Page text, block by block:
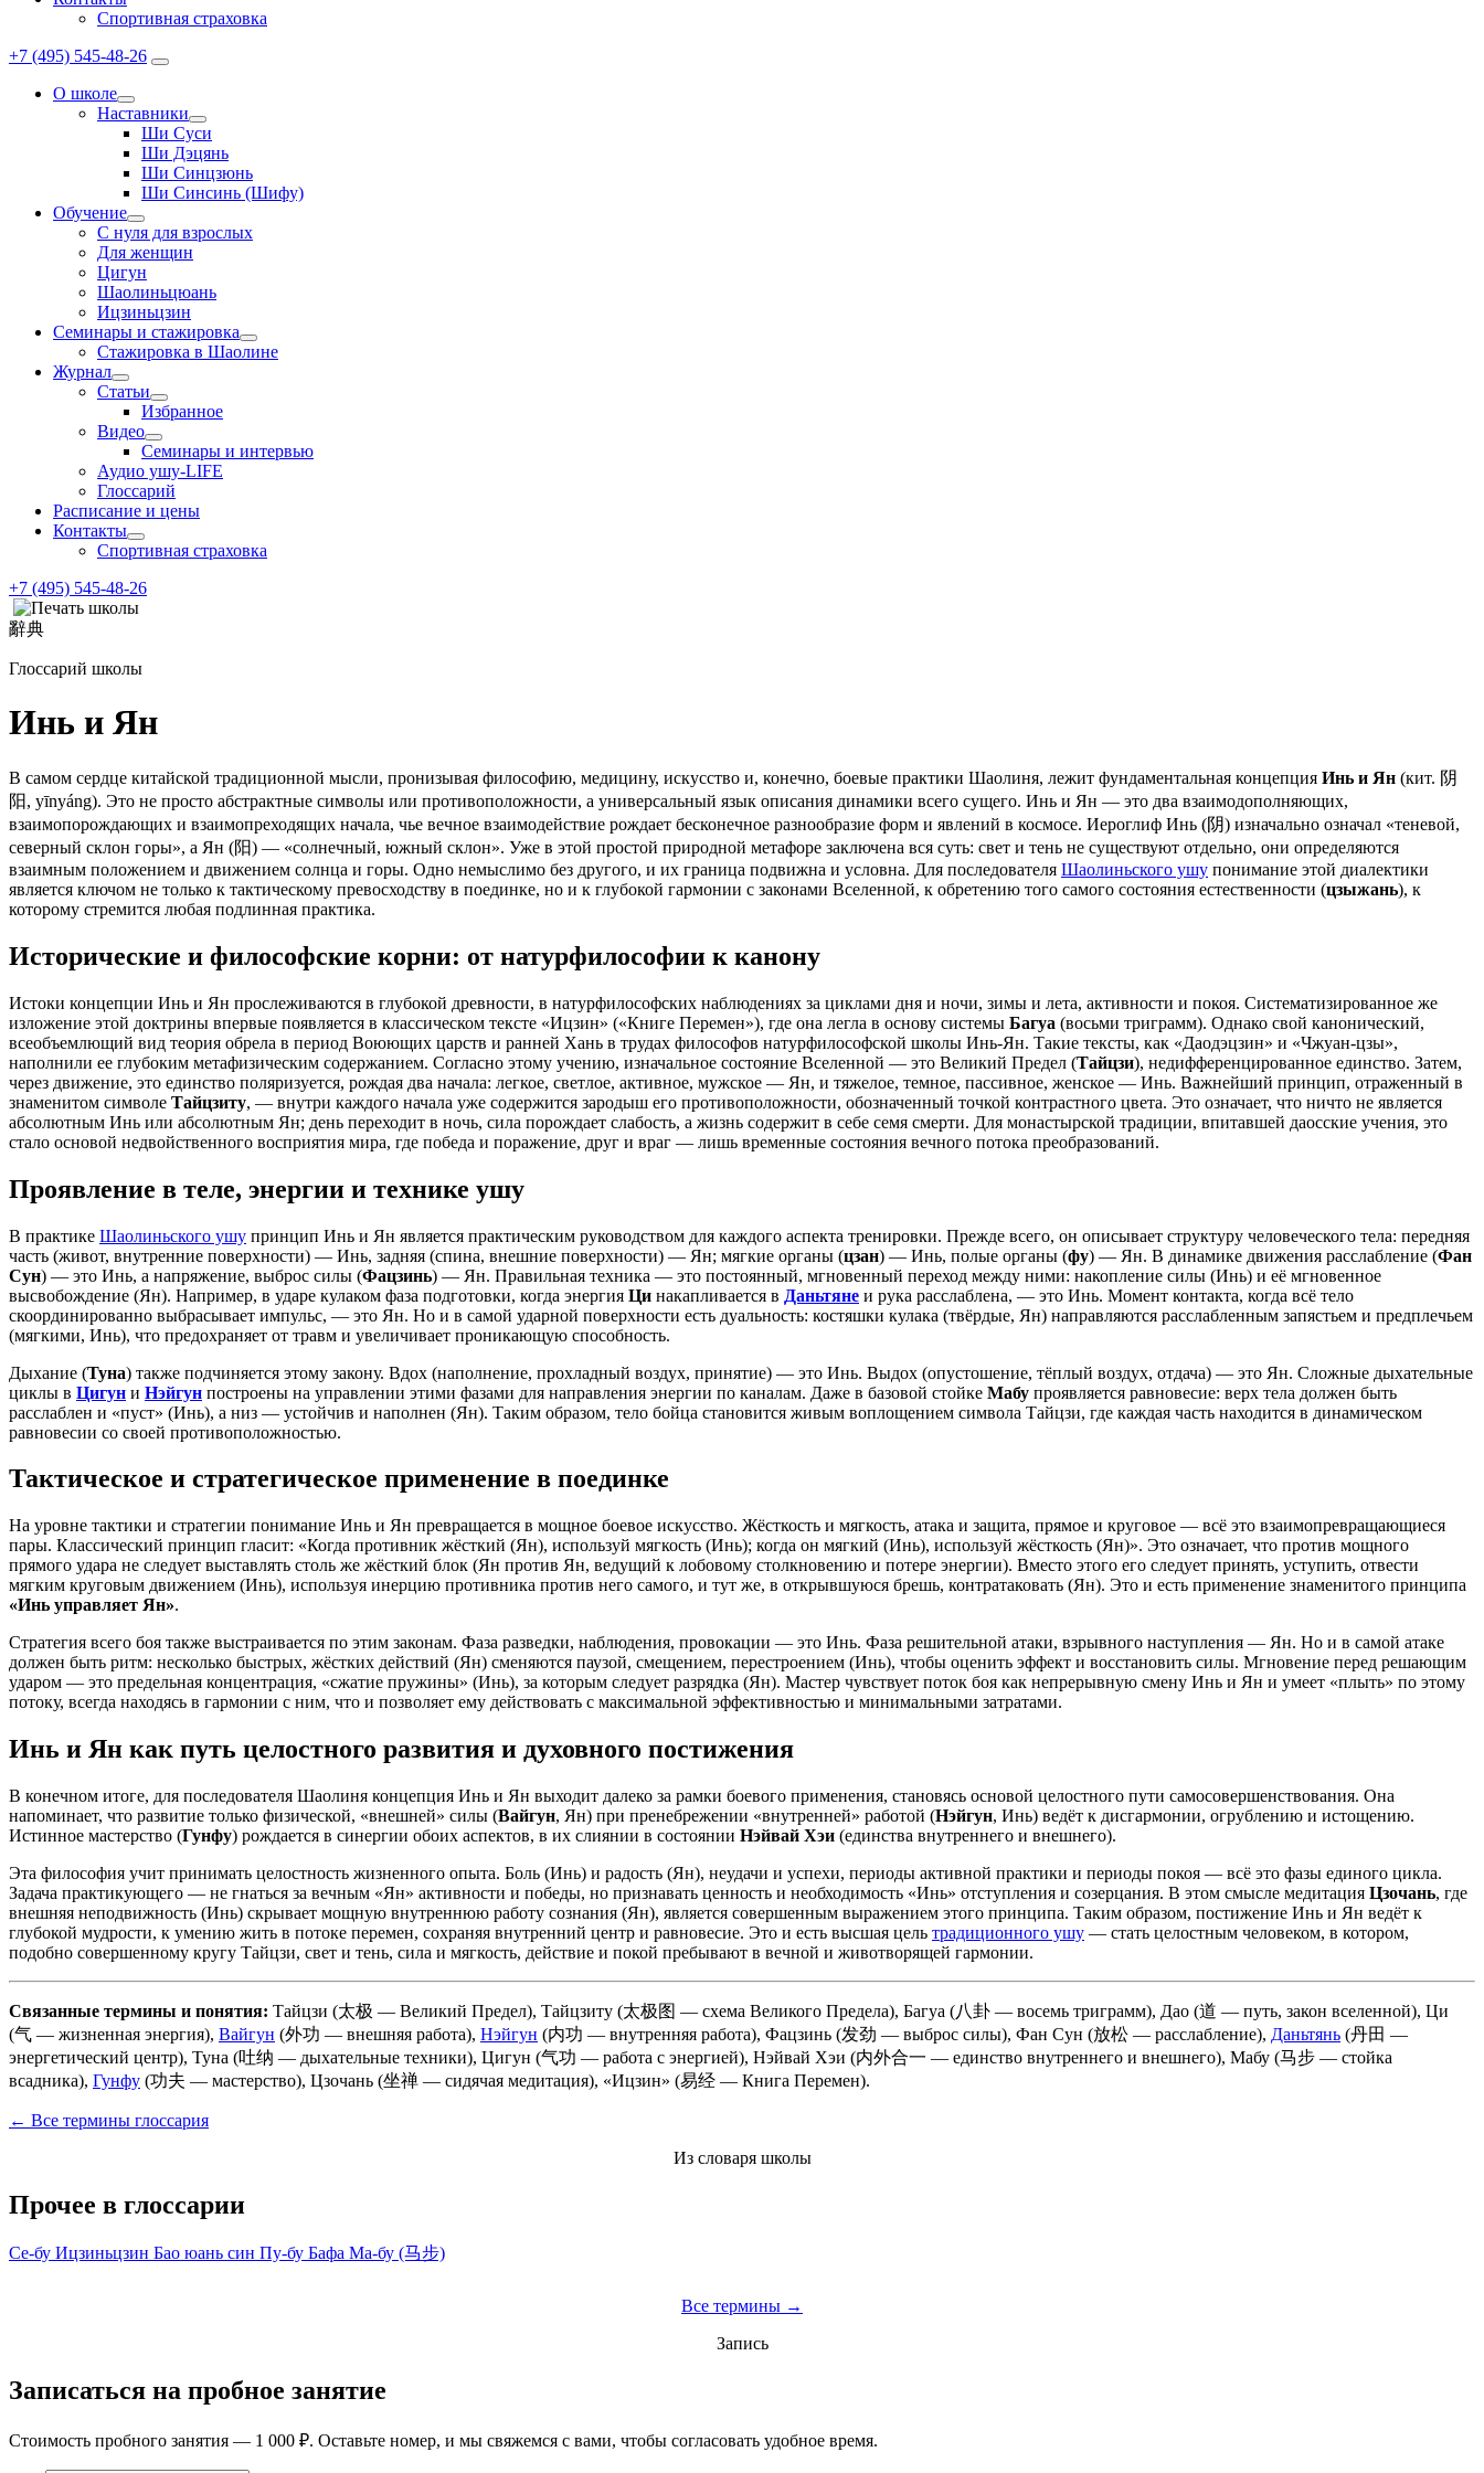
Спортивная страховка
+7 (495) 545-48-26
О школе
Наставники
Ши Суси
Ши Дэцянь
Ши Синцзюнь
Ши Синсинь (Шифу)
Обучение
С нуля для взрослых
Для женщин
Цигун
Шаолиньцюань
Ицзиньцзин
Семинары и стажировка
Стажировка в Шаолине
Журнал
Статьи
Избранное
Видео
Семинары и интервью
Аудио ушу-LIFE
Глоссарий
Расписание и цены
Контакты
Спортивная страховка
+7 (495) 545-48-26
辭典
Глоссарий школы
Инь и Ян
В самом сердце китайской традиционной мысли, пронизывая философию, медицину, искусство и, конечно, боевые практики Шаолиня, лежит фундаментальная концепция Инь и Ян (кит. 阴
阳, yīnyáng). Это не просто абстрактные символы или противоположности, а универсальный язык описания динамики всего сущего. Инь и Ян — это два взаимодополняющих,
взаимопорождающих и взаимопреходящих начала, чье вечное взаимодействие рождает бесконечное разнообразие форм и явлений в космосе. Иероглиф Инь (阴) изначально означал «теневой,
северный склон горы», а Ян (阳) — «солнечный, южный склон». Уже в этой простой природной метафоре заключена вся суть: свет и тень не существуют отдельно, они определяются
взаимным положением и движением солнца и горы. Одно немыслимо без другого, и их граница подвижна и условна. Для последователя Шаолиньского ушу понимание этой диалектики
является ключом не только к тактическому превосходству в поединке, но и к глубокой гармонии с законами Вселенной, к обретению того самого состояния естественности (цзыжань), к
которому стремится любая подлинная практика.
Исторические и философские корни: от натурфилософии к канону
Истоки концепции Инь и Ян прослеживаются в глубокой древности, в натурфилософских наблюдениях за циклами дня и ночи, зимы и лета, активности и покоя. Систематизированное же
изложение этой доктрины впервые появляется в классическом тексте «Ицзин» («Книге Перемен»), где она легла в основу системы Багуа (восьми триграмм). Однако свой канонический,
всеобъемлющий вид теория обрела в период Воюющих царств и ранней Хань в трудах философов натурфилософской школы Инь-Ян. Такие тексты, как «Даодэцзин» и «Чжуан-цзы»,
наполнили ее глубоким метафизическим содержанием. Согласно этому учению, изначальное состояние Вселенной — это Великий Предел (Тайцзи), недифференцированное единство. Затем,
через движение, это единство поляризуется, рождая два начала: легкое, светлое, активное, мужское — Ян, и тяжелое, темное, пассивное, женское — Инь. Важнейший принцип, отраженный в
знаменитом символе Тайцзиту, — внутри каждого начала уже содержится зародыш его противоположности, обозначенный точкой контрастного цвета. Это означает, что ничто не является
абсолютным Инь или абсолютным Ян; день переходит в ночь, сила порождает слабость, а жизнь содержит в себе семя смерти. Для монастырской традиции, впитавшей даосские учения, это
стало основой недвойственного восприятия мира, где победа и поражение, друг и враг — лишь временные состояния вечного потока преобразований.
Проявление в теле, энергии и технике ушу
В практике Шаолиньского ушу принцип Инь и Ян является практическим руководством для каждого аспекта тренировки. Прежде всего, он описывает структуру человеческого тела: передняя
часть (живот, внутренние поверхности) — Инь, задняя (спина, внешние поверхности) — Ян; мягкие органы (цзан) — Инь, полые органы (фу) — Ян. В динамике движения расслабление (Фан
Сун) — это Инь, а напряжение, выброс силы (Фацзинь) — Ян. Правильная техника — это постоянный, мгновенный переход между ними: накопление силы (Инь) и её мгновенное
высвобождение (Ян). Например, в ударе кулаком фаза подготовки, когда энергия Ци накапливается в Даньтяне и рука расслаблена, — это Инь. Момент контакта, когда всё тело
скоординированно выбрасывает импульс, — это Ян. Но и в самой ударной поверхности есть дуальность: костяшки кулака (твёрдые, Ян) направляются расслабленным запястьем и предплечьем
(мягкими, Инь), что предохраняет от травм и увеличивает проникающую способность.
Дыхание (Туна) также подчиняется этому закону. Вдох (наполнение, прохладный воздух, принятие) — это Инь. Выдох (опустошение, тёплый воздух, отдача) — это Ян. Сложные дыхательные
циклы в Цигун и Нэйгун построены на управлении этими фазами для направления энергии по каналам. Даже в базовой стойке Мабу проявляется равновесие: верх тела должен быть
расслаблен и «пуст» (Инь), а низ — устойчив и наполнен (Ян). Таким образом, тело бойца становится живым воплощением символа Тайцзи, где каждая часть находится в динамическом
равновесии со своей противоположностью.
Тактическое и стратегическое применение в поединке
На уровне тактики и стратегии понимание Инь и Ян превращается в мощное боевое искусство. Жёсткость и мягкость, атака и защита, прямое и круговое — всё это взаимопревращающиеся
пары. Классический принцип гласит: «Когда противник жёсткий (Ян), используй мягкость (Инь); когда он мягкий (Инь), используй жёсткость (Ян)». Это означает, что против мощного
прямого удара не следует выставлять столь же жёсткий блок (Ян против Ян, ведущий к лобовому столкновению и потере энергии). Вместо этого его следует принять, уступить, отвести
мягким круговым движением (Инь), используя инерцию противника против него самого, и тут же, в открывшуюся брешь, контратаковать (Ян). Это и есть применение знаменитого принципа
«Инь управляет Ян».
Стратегия всего боя также выстраивается по этим законам. Фаза разведки, наблюдения, провокации — это Инь. Фаза решительной атаки, взрывного наступления — Ян. Но и в самой атаке
должен быть ритм: несколько быстрых, жёстких действий (Ян) сменяются паузой, смещением, перестроением (Инь), чтобы оценить эффект и восстановить силы. Мгновение перед решающим
ударом — это предельная концентрация, «сжатие пружины» (Инь), за которым следует разрядка (Ян). Мастер чувствует поток боя как непрерывную смену Инь и Ян и умеет «плыть» по этому
потоку, всегда находясь в гармонии с ним, что и позволяет ему действовать с максимальной эффективностью и минимальными затратами.
Инь и Ян как путь целостного развития и духовного постижения
В конечном итоге, для последователя Шаолиня концепция Инь и Ян выходит далеко за рамки боевого применения, становясь основой целостного пути самосовершенствования. Она
напоминает, что развитие только физической, «внешней» силы (Вайгун, Ян) при пренебрежении «внутренней» работой (Нэйгун, Инь) ведёт к дисгармонии, огрублению и истощению.
Истинное мастерство (Гунфу) рождается в синергии обоих аспектов, в их слиянии в состоянии Нэйвай Хэи (единства внутреннего и внешнего).
Эта философия учит принимать целостность жизненного опыта. Боль (Инь) и радость (Ян), неудачи и успехи, периоды активной практики и периоды покоя — всё это фазы единого цикла.
Задача практикующего — не гнаться за вечным «Ян» активности и победы, но признавать ценность и необходимость «Инь» отступления и созерцания. В этом смысле медитация Цзочань, где
внешняя неподвижность (Инь) скрывает мощную внутреннюю работу сознания (Ян), является совершенным выражением этого принципа. Таким образом, постижение Инь и Ян ведёт к
глубокой мудрости, к умению жить в потоке перемен, сохраняя внутренний центр и равновесие. Это и есть высшая цель традиционного ушу — стать целостным человеком, в котором,
подобно совершенному кругу Тайцзи, свет и тень, сила и мягкость, действие и покой пребывают в вечной и животворящей гармонии.
Связанные термины и понятия: Тайцзи (太极 — Великий Предел), Тайцзиту (太极图 — схема Великого Предела), Багуа (八卦 — восемь триграмм), Дао (道 — путь, закон вселенной), Ци
(气 — жизненная энергия), Вайгун (外功 — внешняя работа), Нэйгун (内功 — внутренняя работа), Фацзинь (发劲 — выброс силы), Фан Сун (放松 — расслабление), Даньтянь (丹田 —
энергетический центр), Туна (吐纳 — дыхательные техники), Цигун (气功 — работа с энергией), Нэйвай Хэи (内外合一 — единство внутреннего и внешнего), Мабу (马步 — стойка
всадника), Гунфу (功夫 — мастерство), Цзочань (坐禅 — сидячая медитация), «Ицзин» (易经 — Книга Перемен).
← Все термины глоссария
Из словаря школы
Прочее в глоссарии
Се-бу Ицзиньцзин Бао юань син Пу-бу Бафа Ма-бу (马步)
Все термины →
Запись
Записаться на пробное занятие
Стоимость пробного занятия — 1 000 ₽. Оставьте номер, и мы свяжемся с вами, чтобы согласовать удобное время.